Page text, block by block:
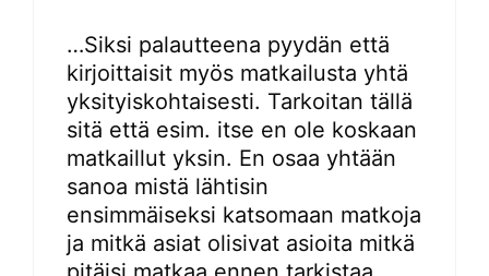
…Siksi palautteena pyydän että
kirjoittaisit myös matkailusta yhtä
yksityiskohtaisesti. Tarkoitan tällä
sitä että esim. itse en ole koskaan
matkaillut yksin. En osaa yhtään
sanoa mistä lähtisin
ensimmäiseksi katsomaan matkoja
ja mitkä asiat olisivat asioita mitkä